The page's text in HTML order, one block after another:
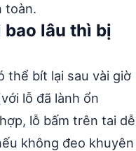
toàn.
bao lâu thì bị
thể bít lại sau vài giờ
lỗ đã lành ổn
lỗ bấm trên tai dễ
không đeo khuyên